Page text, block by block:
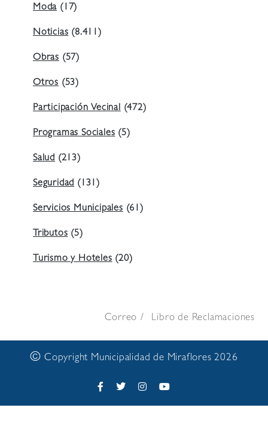
Moda(17)
Noticias(8.411)
Obras (57)
Otros (53)
Participación Vecinal(472)
Programas Sociales(5)
Salud (213)
Seguridad(131)
Servicios Municipales(61)
Tributos(5)
Turismo y Hoteles(20)
Correo Libro de Reclamaciones
© Copyright Municipalidad de Miraflores 2026